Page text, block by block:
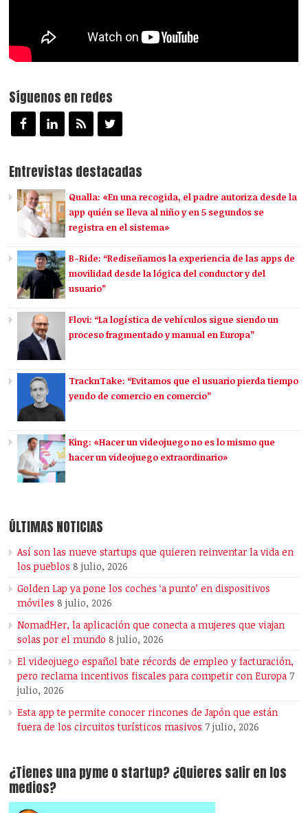
Síguenos en redes
Entrevistas destacadas
Qualla: «En una recogida, el padre autoriza desde la
app quién se lleva al niño y en 5 segundos se
registra en el sistema»
B-Ride: “Rediseñamos la experiencia de las apps de
movilidad desde la lógica del conductor y del
usuario”
Flovi: “La logística de vehículos sigue siendo un
proceso fragmentado y manual en Europa”
TracknTake: “Evitamos que el usuario pierda tiempo
yendo de comercio en comercio”
King: «Hacer un videojuego no es lo mismo que
hacer un videojuego extraordinario»
ÚLTIMAS NOTICIAS
Así son las nueve startups que quieren reinventar la vida en
los pueblos 8 julio, 2026
Golden Lap ya pone los coches ‘a punto’ en dispositivos
móviles 8 julio, 2026
NomadHer, la aplicación que conecta a mujeres que viajan
solas por el mundo 8 julio, 2026
El videojuego español bate récords de empleo y facturación,
pero reclama incentivos fiscales para competir con Europa 7
julio, 2026
Esta app te permite conocer rincones de Japón que están
fuera de los circuitos turísticos masivos 7 julio, 2026
¿Tienes una pyme o startup? ¿Quieres salir en los
medios?